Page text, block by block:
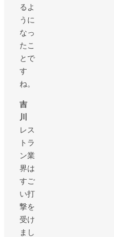
るよ
うに
なっ
たこ
とで
す
ね。
吉
川
レス
トラ
ン業
界は
すご
い打
撃を
受け
まし